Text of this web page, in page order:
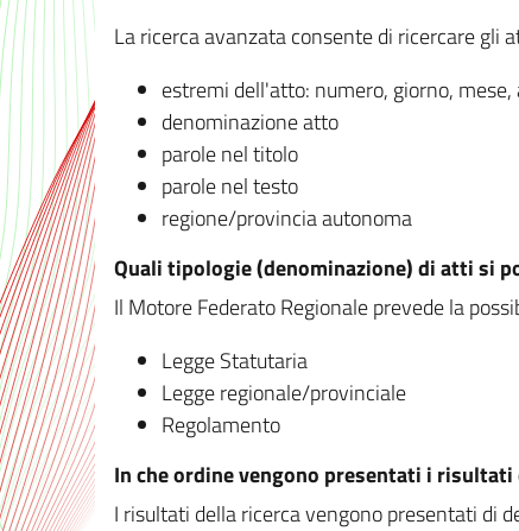
La ricerca avanzata consente di ricercare gli
estremi dell'atto: numero, giorno, mese,
denominazione atto
parole nel titolo
parole nel testo
regione/provincia autonoma
Quali tipologie (denominazione) di atti si
Il Motore Federato Regionale prevede la
Legge Statutaria
Legge regionale/provinciale
Regolamento
In che ordine vengono presentati i risultati
I risultati della ricerca vengono presentati di